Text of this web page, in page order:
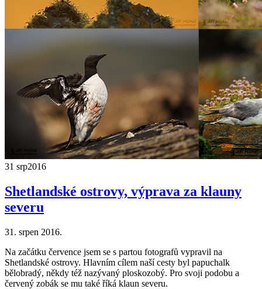
31 srp2016
Shetlandské ostrovy, výprava za klauny
severu
31. srpen 2016.
Na začátku července jsem se s partou fotografů vypravil na
Shetlandské ostrovy. Hlavním cílem naší cesty byl papuchalk
bělobradý, někdy též nazývaný ploskozobý. Pro svoji podobu a
červený zobák se mu také říká klaun severu.